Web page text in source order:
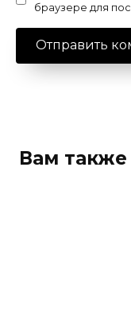
браузере для
Вам